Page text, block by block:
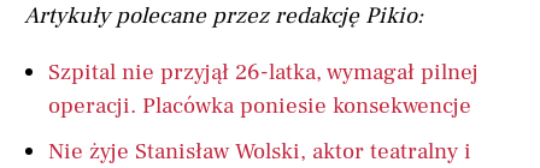
Artykuły polecane przez redakcję Pikio:
Szpital nie przyjął 26-latka, wymagał pilnej
operacji. Placówka poniesie konsekwencje
Nie żyje Stanisław Wolski, aktor teatralny i